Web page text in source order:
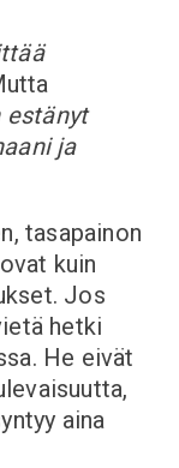
estänyt
ja
tasapainon
kuin
Jos
hetki
He eivät
aina